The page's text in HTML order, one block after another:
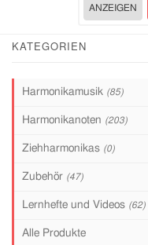
ANZEIGEN
KATEGORIEN
Harmonikamusik (85)
Harmonikanoten (203)
Ziehharmonikas (0)
Zubehör (47)
Lernhefte und Videos (62)
Alle Produkte